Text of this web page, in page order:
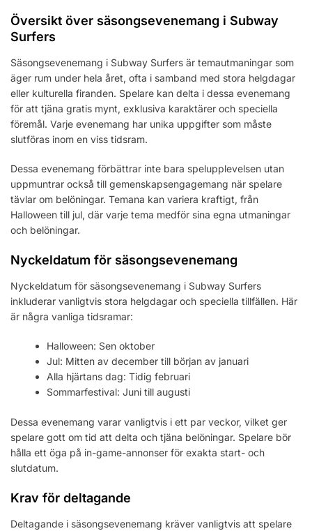
Översikt över säsongsevenemang i Subway
Surfers
Säsongsevenemang i Subway Surfers är temautmaningar som
äger rum under hela året, ofta i samband med stora helgdagar
eller kulturella firanden. Spelare kan delta i dessa evenemang
för att tjäna gratis mynt, exklusiva karaktärer och speciella
föremål. Varje evenemang har unika uppgifter som måste
slutföras inom en viss tidsram.
Dessa evenemang förbättrar inte bara spelupplevelsen utan
uppmuntrar också till gemenskapsengagemang när spelare
tävlar om belöningar. Temana kan variera kraftigt, från
Halloween till jul, där varje tema medför sina egna utmaningar
och belöningar.
Nyckeldatum för säsongsevenemang
Nyckeldatum för säsongsevenemang i Subway Surfers
inkluderar vanligtvis stora helgdagar och speciella tillfällen. Här
är några vanliga tidsramar:
Halloween: Sen oktober
Jul: Mitten av december till början av januari
Alla hjärtans dag: Tidig februari
Sommarfestival: Juni till augusti
Dessa evenemang varar vanligtvis i ett par veckor, vilket ger
spelare gott om tid att delta och tjäna belöningar. Spelare bör
hålla ett öga på in-game-annonser för exakta start- och
slutdatum.
Krav för deltagande
Deltagande i säsongsevenemang kräver vanligtvis att spelare